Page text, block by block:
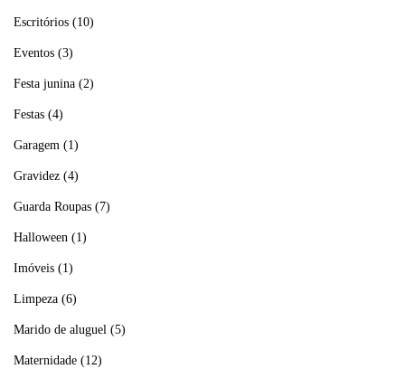
Escritórios (10)
Eventos (3)
Festa junina (2)
Festas (4)
Garagem (1)
Gravidez (4)
Guarda Roupas (7)
Halloween (1)
Imóveis (1)
Limpeza (6)
Marido de aluguel (5)
Maternidade (12)